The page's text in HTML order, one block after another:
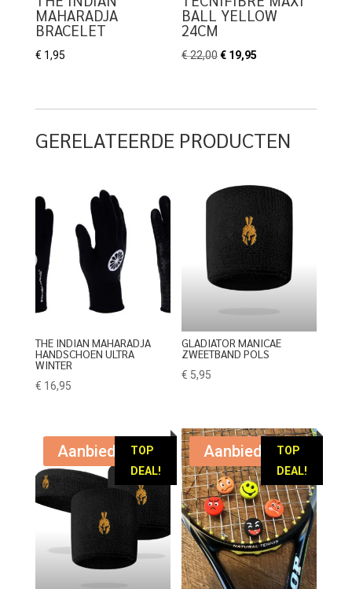
MAHARADJA
BRACELET
€ 1,95
BALL YELLOW
24CM
€22,00Oorspronkelijke
€ 19,95
GERELATEERDE PRODUCTEN
THE INDIAN MAHARADJA
HANDSCHOEN ULTRA
WINTER
€ 16,95
GLADIATOR MANICAE
ZWEETBAND POLS
€ 5,95
TOP
DEAL!
Aanbieding!
TOP
DEAL!
Aanbieding!